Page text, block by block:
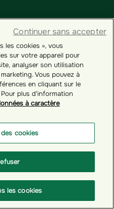
les cookies », vous
sur votre appareil pour
analyser son utilisation
Vous pouvez à
en cliquant sur le
plus d'information
à caractère
cookies
les cookies
Continuer sans accepter